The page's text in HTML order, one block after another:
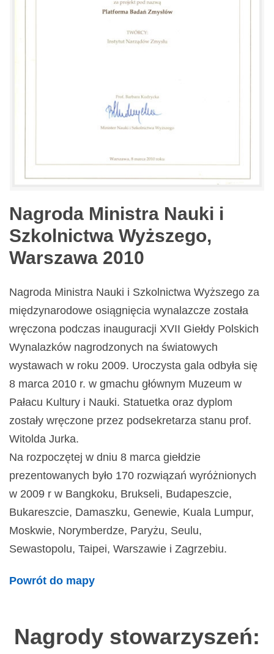
Nagroda Ministra Nauki i
Szkolnictwa Wyższego,
Warszawa 2010
Nagroda Ministra Nauki i Szkolnictwa Wyższego za
międzynarodowe osiągnięcia wynalazcze została
wręczona podczas inauguracji XVII Giełdy Polskich
Wynalazków nagrodzonych na światowych
wystawach w roku 2009. Uroczysta gala odbyła się
8 marca 2010 r. w gmachu głównym Muzeum w
Pałacu Kultury i Nauki. Statuetka oraz dyplom
zostały wręczone przez podsekretarza stanu prof.
Witolda Jurka.
Na rozpoczętej w dniu 8 marca giełdzie
prezentowanych było 170 rozwiązań wyróżnionych
w 2009 r w Bangkoku, Brukseli, Budapeszcie,
Bukareszcie, Damaszku, Genewie, Kuala Lumpur,
Moskwie, Norymberdze, Paryżu, Seulu,
Sewastopolu, Taipei, Warszawie i Zagrzebiu.
Powrót do mapy
Nagrody stowarzyszeń: